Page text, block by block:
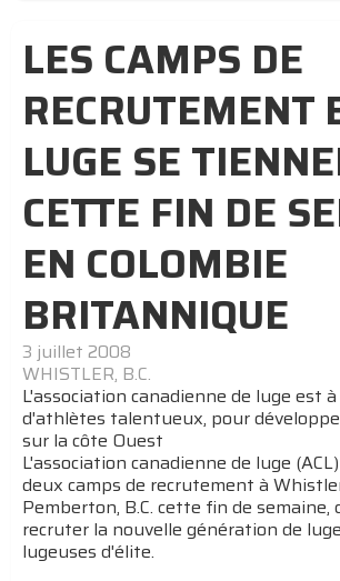
LES CAMPS DE
RECRUTEMENT
LUGE SE
CETTE FIN DE
EN COLOMBIE
BRITANNIQUE
3 juillet 2008
WHISTLER, B.C.
L'association canadienne de luge est
d'athlètes talentueux, pour
sur la côte Ouest
L'association canadienne de luge
deux camps de recrutement à
Pemberton, B.C. cette fin de semaine,
recruter la nouvelle génération de
lugeuses d'élite.